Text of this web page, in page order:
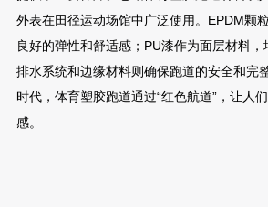
外表在田径运动场馆中广泛使用。EPDM颗
良好的弹性和舒适感；PU漆作为面层材料，
排水系统和边缘材料则确保跑道的安全和完
时代，体育塑胶跑道通过“红色航道”，让人
感。